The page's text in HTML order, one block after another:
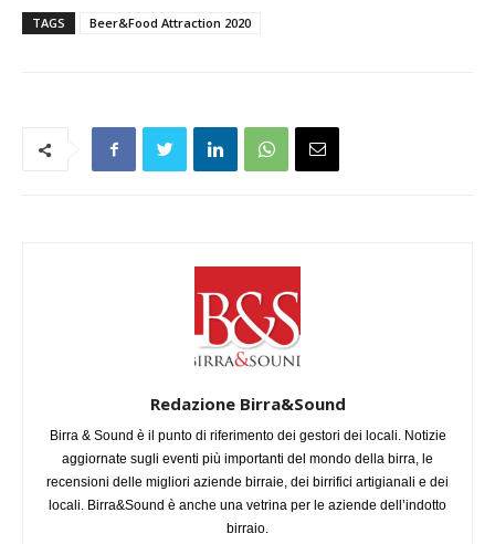
TAGS Beer&Food Attraction 2020
Redazione Birra&Sound
Birra & Sound è il punto di riferimento dei gestori dei locali. Notizie
aggiornate sugli eventi più importanti del mondo della birra, le
recensioni delle migliori aziende birraie, dei birrifici artigianali e dei
locali. Birra&Sound è anche una vetrina per le aziende dell’indotto
birraio.